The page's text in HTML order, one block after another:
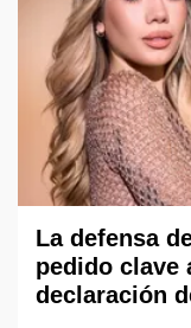
La defensa
pedido clave
declaración